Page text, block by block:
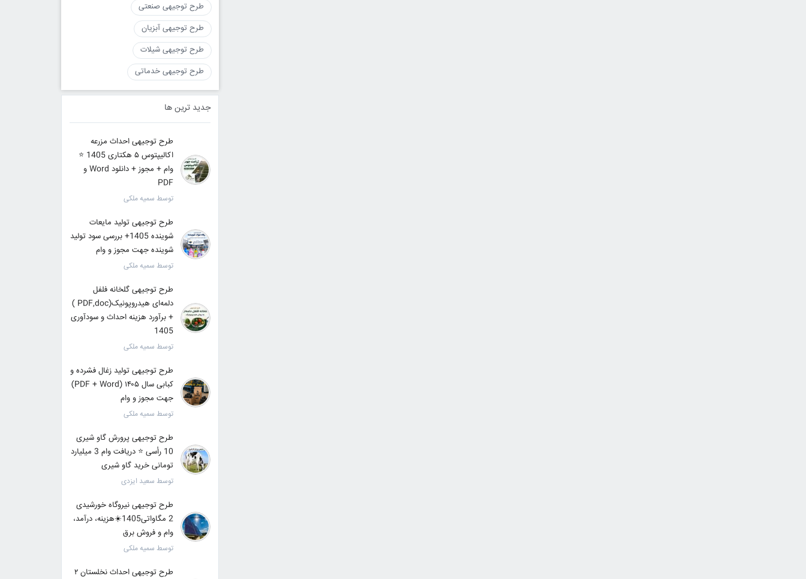
طرح توجیهی صنعتی
طرح توجیهی آبزیان
طرح توجیهی شیلات
طرح توجیهی خدماتی
جدید ترین ها
طرح توجیهی احداث مزرعه
اکالیپتوس ۵ هکتاری 1405 ⭐️
وام + مجوز + دانلود Word و
PDF
توسط سمیه ملکی
طرح توجیهی تولید مایعات
شوینده 1405+ بررسی سود تولید
شوینده جهت مجوز و وام
توسط سمیه ملکی
طرح توجیهی گلخانه فلفل
دلمه‌ای هیدروپونیک(PDF,doc )
+ برآورد هزینه احداث و سودآوری
1405
توسط سمیه ملکی
طرح توجیهی تولید زغال فشرده و
کبابی سال ۱۴۰۵ (PDF + Word)
جهت مجوز و وام
توسط سمیه ملکی
طرح توجیهی پرورش گاو شیری
10 رأسی ⭐ دریافت وام 3 میلیارد
تومانی خرید گاو شیری
توسط سعید ایزدی
طرح توجیهی نیروگاه خورشیدی
2 مگاواتی1405☀️هزینه، درآمد،
وام و فروش برق
توسط سمیه ملکی
طرح توجیهی احداث نخلستان ۲